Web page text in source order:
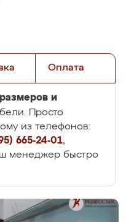
Оплата
размеров и
Просто
из телефонов:
665-24-01,
менеджер быстро